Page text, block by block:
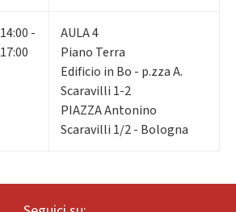
14:00 -
17:00
AULA 4
Piano Terra
Edificio in Bo - p.zza A.
Scaravilli 1-2
PIAZZA Antonino
Scaravilli 1/2 - Bologna